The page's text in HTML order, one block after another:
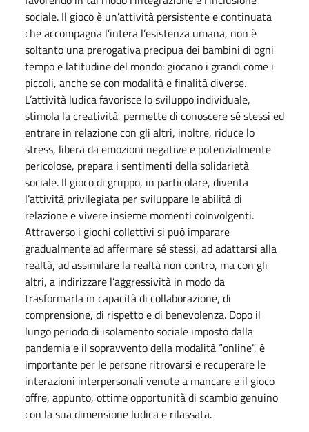
sociale. Il gioco è un’attività persistente e continuata
che accompagna l’intera l’esistenza umana, non è
soltanto una prerogativa precipua dei bambini di ogni
tempo e latitudine del mondo: giocano i grandi come i
piccoli, anche se con modalità e finalità diverse.
L’attività ludica favorisce lo sviluppo individuale,
stimola la creatività, permette di conoscere sé stessi ed
entrare in relazione con gli altri, inoltre, riduce lo
stress, libera da emozioni negative e potenzialmente
pericolose, prepara i sentimenti della solidarietà
sociale. Il gioco di gruppo, in particolare, diventa
l’attività privilegiata per sviluppare le abilità di
relazione e vivere insieme momenti coinvolgenti.
Attraverso i giochi collettivi si può imparare
gradualmente ad affermare sé stessi, ad adattarsi alla
realtà, ad assimilare la realtà non contro, ma con gli
altri, a indirizzare l’aggressività in modo da
trasformarla in capacità di collaborazione, di
comprensione, di rispetto e di benevolenza. Dopo il
lungo periodo di isolamento sociale imposto dalla
pandemia e il sopravvento della modalità “online”, è
importante per le persone ritrovarsi e recuperare le
interazioni interpersonali venute a mancare e il gioco
offre, appunto, ottime opportunità di scambio genuino
con la sua dimensione ludica e rilassata.